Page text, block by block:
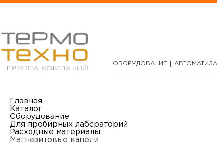
ОБОРУДОВАНИЕ
Главная
Каталог
Оборудование
Для пробирных лабораторий
Расходные материалы
Магнезитовые капели